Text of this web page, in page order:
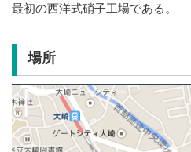
最初の西洋式硝子工場である。
場所